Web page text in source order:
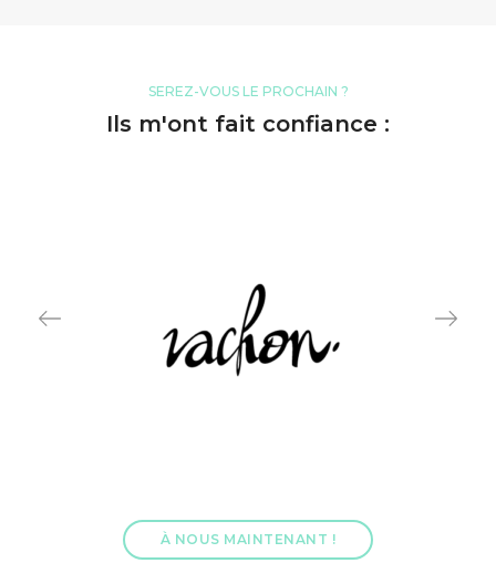
SEREZ-VOUS LE PROCHAIN ?
Ils m'ont fait confiance :
À NOUS MAINTENANT !